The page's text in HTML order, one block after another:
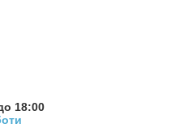
дуже дорогим, якщо
і більше. Другий
вкладення і надалі
чистої води, легко
родини.
18:00